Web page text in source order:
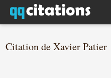
Citation de Xavier Patier